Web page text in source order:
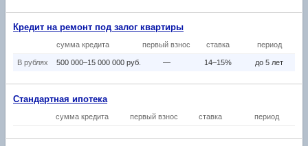
Кредит на ремонт под залог квартиры
сумма кредита первый взнос ставка период
В рублях 500 000–15 000 000 руб. — 14–15% до 5 лет
Стандартная ипотека
сумма кредита первый взнос ставка период